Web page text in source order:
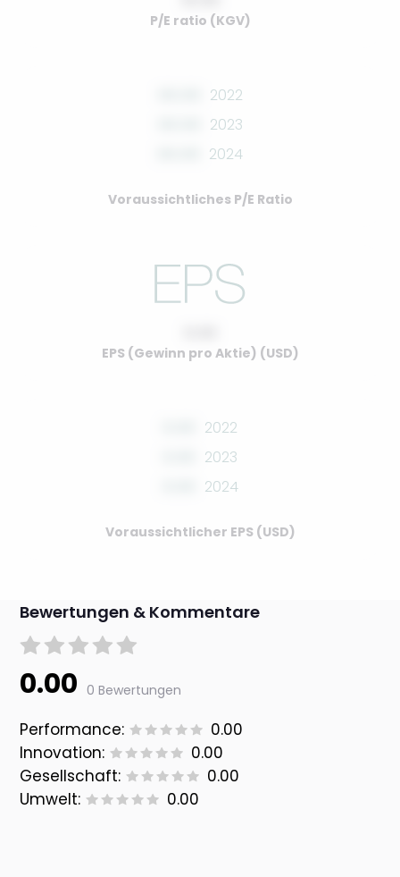
P/E ratio (KGV)
2022
2023
2024
Voraussichtliches P/E Ratio
EPS (Gewinn pro Aktie) (USD)
2022
2023
2024
Voraussichtlicher EPS (USD)
Bewertungen & Kommentare
0.00 0 Bewertungen
Performance:
0.00
Innovation:
0.00
Gesellschaft:
0.00
Umwelt:
0.00